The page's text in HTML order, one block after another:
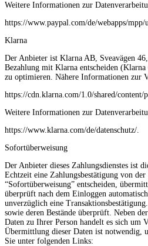
Weitere Informationen zur
https://www.paypal.com/de/webapps/
Klarna
Der Anbieter ist Klarna AB, Sveavägen
Bezahlung mit Klarna entscheiden
zu optimieren. Nähere Informationen zur
https://cdn.klarna.com/1.0/shared/
Weitere Informationen zur
https://www.klarna.com/de/datenschutz/.
Sofortüberweisung
Der Anbieter dieses Zahlungsdienstes ist
Echtzeit eine Zahlungsbestätigung von
“Sofortüberweisung” entscheiden,
überprüft nach dem Einloggen
unverzüglich eine
sowie deren Bestände überprüft. Neben
Daten zu Ihrer Person handelt es sich
Übermittlung dieser Daten ist notwendig,
Sie unter folgenden Links: